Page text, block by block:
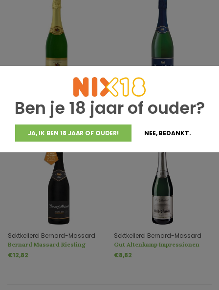
Ben je 18 jaar of ouder?
JA, IK BEN 18 JAAR OF OUDER! NEE, BEDANKT.
Sektkellerei Bernard-Massard
Bernard Massard
Jahrgangssekt Tradition
€9,82
Sektkellerei Bernard-Massard
Bernard Massard
Jahrgangssekt Tradition
€8,42
Sektkellerei Bernard-Massard
Bernard Massard Riesling
Trocken Edition Noir
€12,82
Sektkellerei Bernard-Massard
Gut Altenkamp Impressionen
Sekt trocken
€8,82